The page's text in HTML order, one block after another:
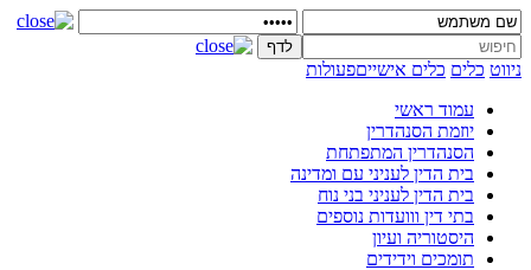
ניווט כלים כלים אישייםפעולות
עמוד ראשי
יוזמת הסנהדרין
הסנהדרין המתפתחת
בית הדין לעניני עם ומדינה
בית הדין לעניני בני נוח
בתי דין ווועדות נוספים
היסטוריה ועיון
תומכים וידידים